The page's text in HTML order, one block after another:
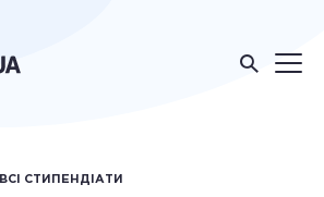
ВСІ СТИПЕНДІАТИ